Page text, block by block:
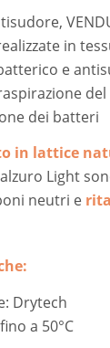
in
e
dei batteri
in lattice
Light
neutri e
Drytech
a 50°C